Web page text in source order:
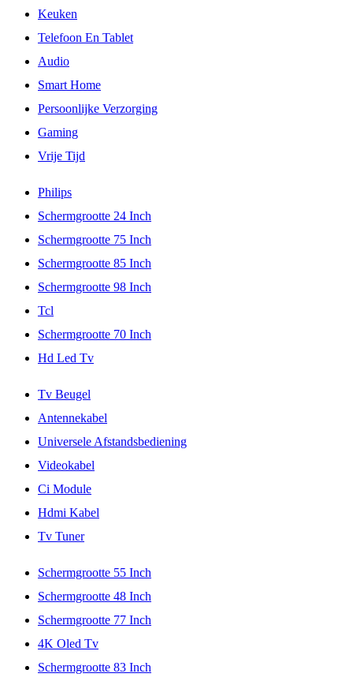
Keuken
Telefoon En Tablet
Audio
Smart Home
Persoonlijke Verzorging
Gaming
Vrije Tijd
Philips
Schermgrootte 24 Inch
Schermgrootte 75 Inch
Schermgrootte 85 Inch
Schermgrootte 98 Inch
Tcl
Schermgrootte 70 Inch
Hd Led Tv
Tv Beugel
Antennekabel
Universele Afstandsbediening
Videokabel
Ci Module
Hdmi Kabel
Tv Tuner
Schermgrootte 55 Inch
Schermgrootte 48 Inch
Schermgrootte 77 Inch
4K Oled Tv
Schermgrootte 83 Inch